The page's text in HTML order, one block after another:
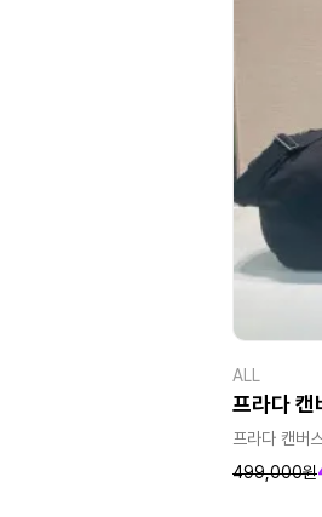
ALL
프라다 캔
프라다 캔버
499,000원